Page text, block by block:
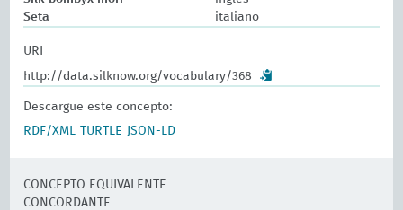
Seta
italiano
URI
http://data.silknow.org/vocabulary/368
Descargue este concepto:
RDF/XML
TURTLE JSON-LD
CONCEPTO EQUIVALENTE
CONCORDANTE